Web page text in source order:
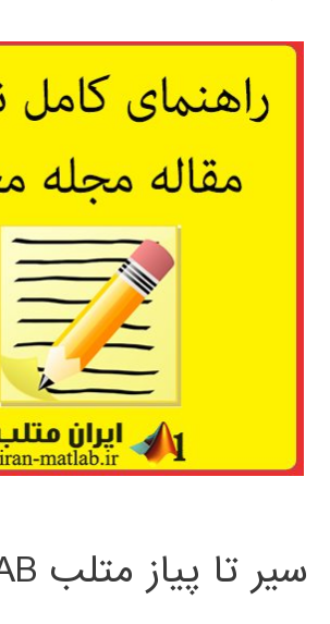
سیر تا پیاز متلب MATLAB